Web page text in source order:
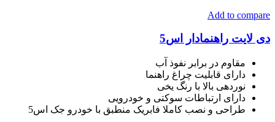
Add to compare
دی لایت راهنمادار اس5
مقاوم در برابر نفوذ آب
دارای قابلیت چراغ راهنما
نوردهی بالا با رنگ یخی
دارای ارتباطات سوکتی و خودرویی
طراحی و نصب کاملا فابریک منطبق با خودرو جک اس5